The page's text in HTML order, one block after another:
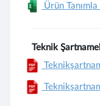
Ürün
Teknik